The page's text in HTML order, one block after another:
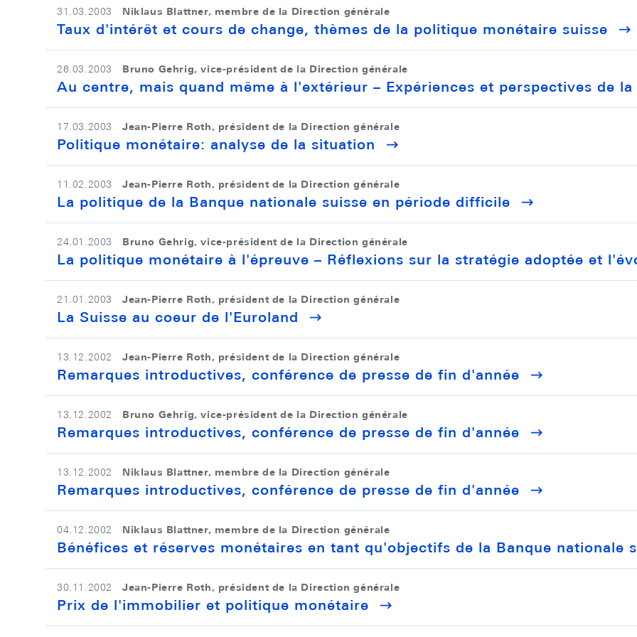
31.03.2003 Niklaus Blattner, membre de la Direction générale
Taux d'intérêt et cours de change, thèmes de la politique monétaire suisse
26.03.2003 Bruno Gehrig, vice-président de la Direction générale
Au centre, mais quand même à l'extérieur – Expériences et perspectives de
17.03.2003 Jean-Pierre Roth, président de la Direction générale
Politique monétaire: analyse de la situation
11.02.2003 Jean-Pierre Roth, président de la Direction générale
La politique de la Banque nationale suisse en période difficile
24.01.2003 Bruno Gehrig, vice-président de la Direction générale
La politique monétaire à l'épreuve – Réflexions sur la stratégie adoptée et
21.01.2003 Jean-Pierre Roth, président de la Direction générale
La Suisse au coeur de l'Euroland
13.12.2002 Jean-Pierre Roth, président de la Direction générale
Remarques introductives, conférence de presse de fin d'année
13.12.2002 Bruno Gehrig, vice-président de la Direction générale
Remarques introductives, conférence de presse de fin d'année
13.12.2002 Niklaus Blattner, membre de la Direction générale
Remarques introductives, conférence de presse de fin d'année
04.12.2002 Niklaus Blattner, membre de la Direction générale
Bénéfices et réserves monétaires en tant qu'objectifs de la Banque nationale
30.11.2002 Jean-Pierre Roth, président de la Direction générale
Prix de l'immobilier et politique monétaire